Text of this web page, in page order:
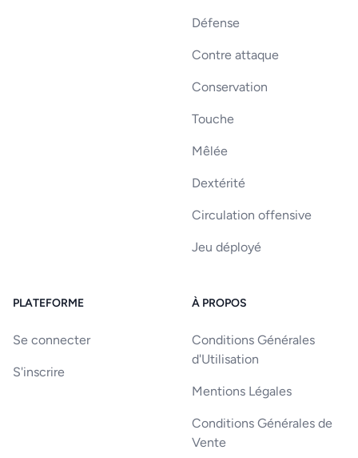
Défense
Contre attaque
Conservation
Touche
Mêlée
Dextérité
Circulation offensive
Jeu déployé
PLATEFORME
Se connecter
S'inscrire
À PROPOS
Conditions Générales
d'Utilisation
Mentions Légales
Conditions Générales de
Vente